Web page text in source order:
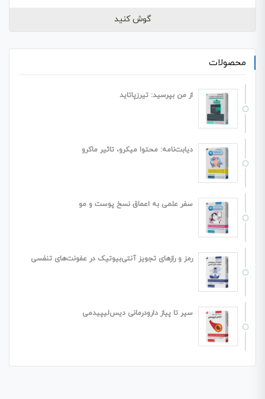
گوش کنید
محصولات
از من بپرسید: تیرزپاتاید
دیابت‌نامه: محتوا میکرو، تاثیر ماکرو
سفر علمی به اعماق نسخ پوست و مو
رمز و رازهای تجویز آنتی‌بیوتیک در عفونت‌های تنفسی
سیر تا پیاز دارودرمانی دیس‌لیپیدمی